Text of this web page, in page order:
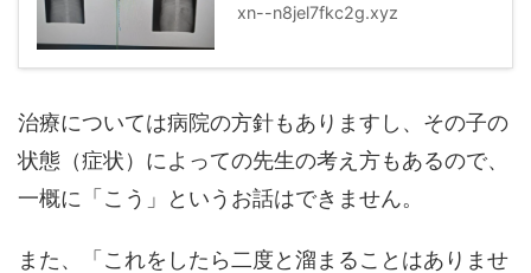
xn--n8jel7fkc2g.xyz
治療については病院の方針もありますし、その子の
状態（症状）によっての先生の考え方もあるので、
一概に「こう」というお話はできません。
また、「これをしたら二度と溜まることはありませ